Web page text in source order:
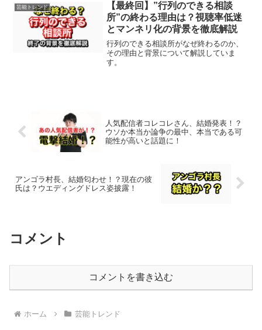
芸能トレンド
【最終回】”行列のできる相談
所”の終わる理由は？視聴率低迷
とマンネリ化の背景を徹底解説
行列のできる相談所がなぜ終わるのか、
その理由と背景について解説していま
す。
人気配信者コレコレさん、結婚発表！？
ウソか本当か論争の最中、本当である可
能性が高いと話題に！
アンゴラ村長、結婚匂わせ！？現在の彼
氏は？ウエディングドレス姿披露！
コメント
コメントを書き込む
ホーム 芸能トレンド